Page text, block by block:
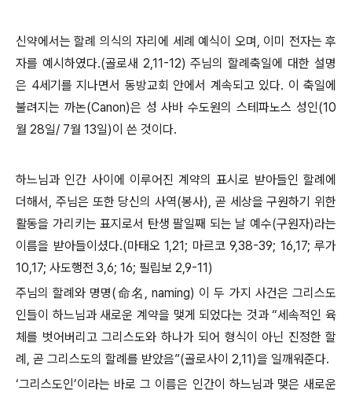
신약에서는 할례 의식의 자리에 세례 예식이 오며, 이미 전자는 후
자를 예시하였다.(골로새 2,11-12) 주님의 할례축일에 대한 설명
은 4세기를 지나면서 동방교회 안에서 계속되고 있다. 이 축일에
불려지는 까논(Canon)은 성 사바 수도원의 스테파노스 성인(10
월 28일/ 7월 13일)이 쓴 것이다.
하느님과 인간 사이에 이루어진 계약의 표시로 받아들인 할례에
더해서, 주님은 또한 당신의 사역(봉사), 곧 세상을 구원하기 위한
활동을 가리키는 표지로서 탄생 팔일째 되는 날 예수(구원자)라는
이름을 받아들이셨다.(마태오 1,21; 마르코 9,38-39; 16,17; 루가
10,17; 사도행전 3,6; 16; 필립보 2,9-11)
주님의 할례와 명명(命名, naming) 이 두 가지 사건은 그리스도
인들이 하느님과 새로운 계약을 맺게 되었다는 것과 “세속적인 육
체를 벗어버리고 그리스도와 하나가 되어 형식이 아닌 진정한 할
례, 곧 그리스도의 할례를 받았음”(골로사이 2,11)을 일깨워준다.
‘그리스도인’이라는 바로 그 이름은 인간이 하느님과 맺은 새로운